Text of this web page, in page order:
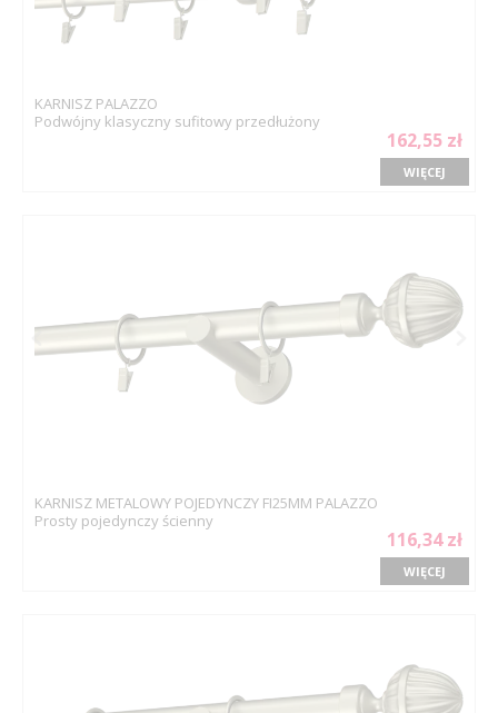
KARNISZ PALAZZO
Podwójny klasyczny sufitowy przedłużony
162,55 zł
WIĘCEJ
KARNISZ METALOWY POJEDYNCZY FI25MM PALAZZO
Prosty pojedynczy ścienny
116,34 zł
WIĘCEJ